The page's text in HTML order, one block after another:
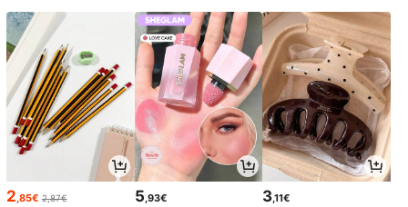
2,85€ 2,87€ 5,93€ 3,11€